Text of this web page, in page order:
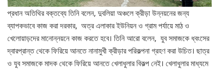
প্রধান অতিথির বক্তব্যে তিনি বলেন, দুবলিয়া অঞ্চলে ক্রীড়া উন্নয়নের জন্য
ব্যাপকভাবে কাজ করা দরকার, অত্র এলাকার ইউনিয়ন ও গ্রাম পর্যায়ে মাঠ ও
খেলোয়াড়দের মানোন্নয়নে কাজ করতে হবে। তিনি আরো বলেন, যুব সমাজকে ধ্বংসের
দ্বারপ্রান্ত থেকে ফিরিয়ে আনতে নানামুখী ক্রীড়ার পরিকল্পনা গ্রহণ করা উচিত। ছাত্র
ও যুব সমাজকে মাদক থেকে ফিরিয়ে আনতে খেলাধুলার বিকল্প নেই। খেলাধুলার মাধ্যমে